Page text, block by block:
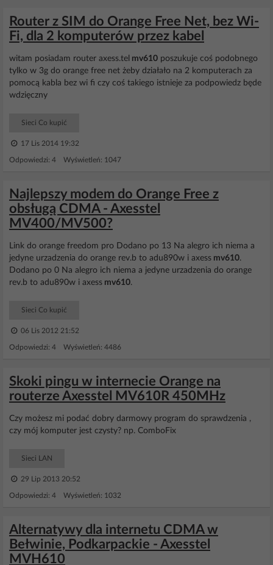
Router z SIM do Orange Free Net, bez Wi-
Fi, dla 2 komputerów przez kabel
witam posiadam router axess.tel mv610 poszukuje coś podobnego
tylko w 3g do orange free net żeby działało na 2 komputerach za
pomocą kabla bez wi fi czy coś takiego istnieje za podpowiedz będe
wdzięczny
Sieci Co kupić
17 Lis 2014 19:32
Odpowiedzi: 4 Wyświetleń: 1047
Najlepszy modem do Orange Free z
obsługą CDMA - Axesstel
MV400/MV500?
Link do orange freedom pro Dodano po 13 Na alegro ich niema a
jedyne urzadzenia do orange rev.b to adu890w i axess mv610.
Dodano po 0 Na alegro ich niema a jedyne urzadzenia do orange
rev.b to adu890w i axess mv610.
Sieci Co kupić
06 Lis 2012 21:52
Odpowiedzi: 4 Wyświetleń: 4486
Skoki pingu w internecie Orange na
routerze Axesstel MV610R 450MHz
Czy możesz mi podać dobry darmowy program do sprawdzenia ,
czy mój komputer jest czysty? np. ComboFix
Sieci LAN
29 Lip 2013 20:52
Odpowiedzi: 4 Wyświetleń: 1032
Alternatywy dla internetu CDMA w
Bełwinie, Podkarpackie - Axesstel
MVH610